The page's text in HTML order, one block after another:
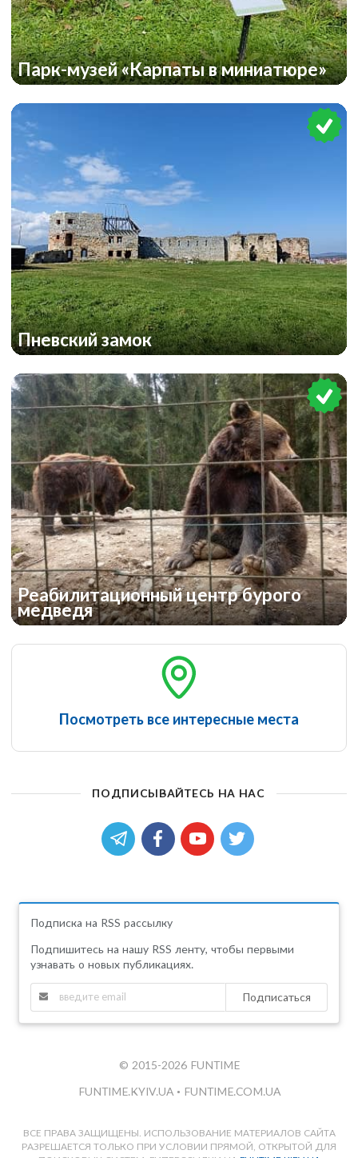
Парк-музей «Карпаты в миниатюре»
Пневский замок
Реабилитационный центр бурого
медведя
Посмотреть все интересные места
ПОДПИСЫВАЙТЕСЬ НА НАС
Подписка на RSS рассылку
Подпишитесь на нашу RSS ленту, чтобы первыми
узнавать о новых публикациях.
Подписаться
© 2015-2026 FUNTIME
FUNTIME.KYIV.UA • FUNTIME.COM.UA
ВСЕ ПРАВА ЗАЩИЩЕНЫ. ИСПОЛЬЗОВАНИЕ МАТЕРИАЛОВ САЙТА
РАЗРЕШАЕТСЯ ТОЛЬКО ПРИ УСЛОВИИ ПРЯМОЙ, ОТКРЫТОЙ ДЛЯ